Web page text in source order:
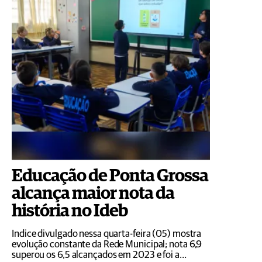
Educação de Ponta Grossa
alcança maior nota da
história no Ideb
Índice divulgado nessa quarta-feira (05) mostra
evolução constante da Rede Municipal; nota 6,9
superou os 6,5 alcançados em 2023 e foi a